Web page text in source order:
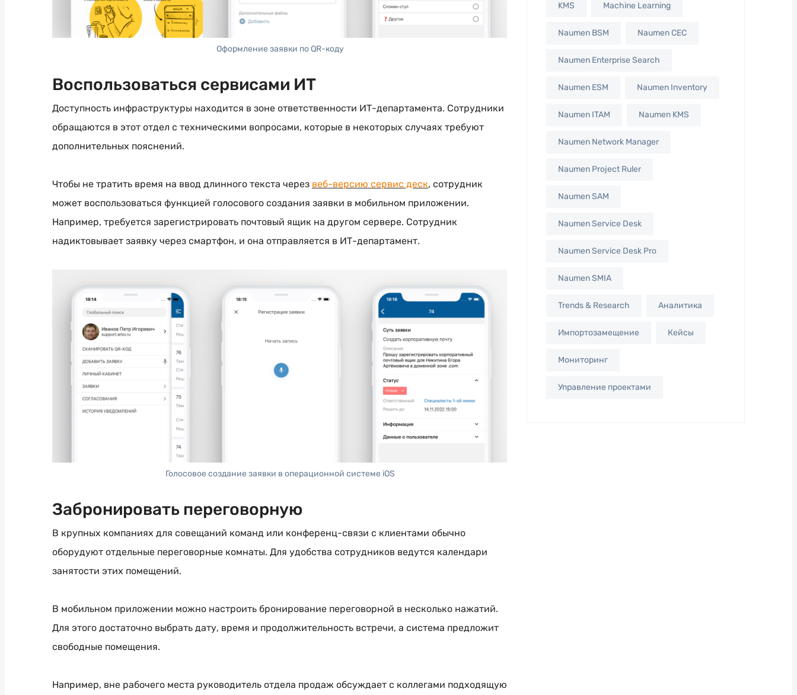
Оформление заявки по QR-коду
Воспользоваться сервисами ИТ
Доступность инфраструктуры находится в зоне ответственности ИТ-департамента. Сотрудники
обращаются в этот отдел с техническими вопросами, которые в некоторых случаях требуют
дополнительных пояснений.
Чтобы не тратить время на ввод длинного текста через веб-версию сервис деск, сотрудник
может воспользоваться функцией голосового создания заявки в мобильном приложении.
Например, требуется зарегистрировать почтовый ящик на другом сервере. Сотрудник
надиктовывает заявку через смартфон, и она отправляется в ИТ-департамент.
Голосовое создание заявки в операционной системе iOS
Забронировать переговорную
В крупных компаниях для совещаний команд или конференц-связи с клиентами обычно
оборудуют отдельные переговорные комнаты. Для удобства сотрудников ведутся календари
занятости этих помещений.
В мобильном приложении можно настроить бронирование переговорной в несколько нажатий.
Для этого достаточно выбрать дату, время и продолжительность встречи, а система предложит
свободные помещения.
Например, вне рабочего места руководитель отдела продаж обсуждает с коллегами подходящую
KMS Machine Learning
Naumen BSM Naumen CEC
Naumen Enterprise Search
Naumen ESM Naumen Inventory
Naumen ITAM Naumen KMS
Naumen Network Manager
Naumen Project Ruler
Naumen SAM
Naumen Service Desk
Naumen Service Desk Pro
Naumen SMIA
Trends & Research Аналитика
Импортозамещение Кейсы
Мониторинг
Управление проектами